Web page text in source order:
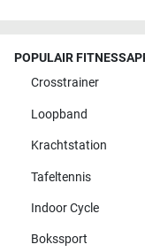
POPULAIR
Crosstrainer
Loopband
Krachtstation
Tafeltennis
Indoor Cycle
Bokssport